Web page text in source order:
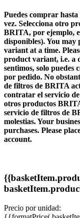
Puedes comprar
vez. Selecciona otro
BRITA, por ejemplo,
disponibles).You may
variant at a time.
product variant, i.e. a
sentimos, solo
por pedido. No
de filtros de BRITA
contratar el servicio
otros productos
servicio de filtros de
molestias.Your
purchases. Please
account.
Precio por unidad: